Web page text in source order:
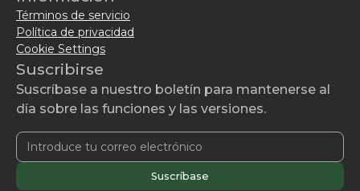
Términos de servicio
Política de privacidad
Cookie Settings
Suscribirse
Suscríbase a nuestro boletín para mantenerse al
día sobre las funciones y las versiones.